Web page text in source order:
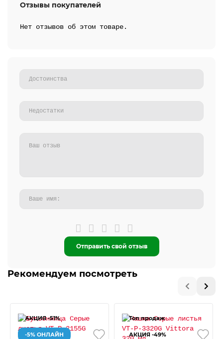
Отзывы покупателей
Нет отзывов об этом товаре.
Отправить свой отзыв
Рекомендуем посмотреть
АКЦИЯ -51%
-5% ОНЛАЙН
Топ продаж
АКЦИЯ -49%